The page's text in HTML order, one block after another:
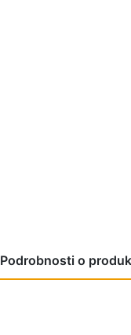
Podrobnosti o